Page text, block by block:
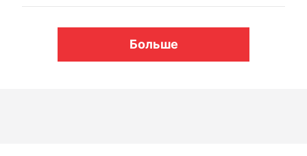
Больше